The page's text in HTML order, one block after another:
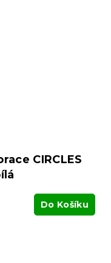
CIRCLES
Do Košíku